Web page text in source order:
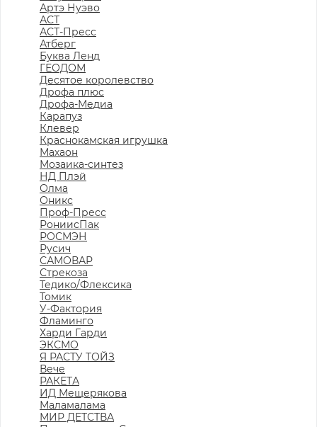
Артэ Нуэво
АСТ
АСТ-Пресс
Атберг
Буква Ленд
ГЕОДОМ
Десятое королевство
Дрофа плюс
Дрофа-Медиа
Карапуз
Клевер
Краснокамская игрушка
Махаон
Мозаика-синтез
НД Плэй
Олма
Оникс
Проф-Пресс
РониисПак
РОСМЭН
Русич
САМОВАР
Стрекоза
Тедико/Флексика
Томик
У-Фактория
Фламинго
Харди Гарди
ЭКСМО
Я РАСТУ ТОЙЗ
Вече
РАКЕТА
ИД Мещерякова
Маламалама
МИР ДЕТСТВА